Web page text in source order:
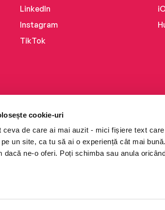
cookie-uri
ceva de care ai mai auzit - mici fișiere text
un site, ca tu să ai o experiență cât mai
dacă ne-o oferi. Poți schimba sau anula
LinkedIn
Instagram
TikTok